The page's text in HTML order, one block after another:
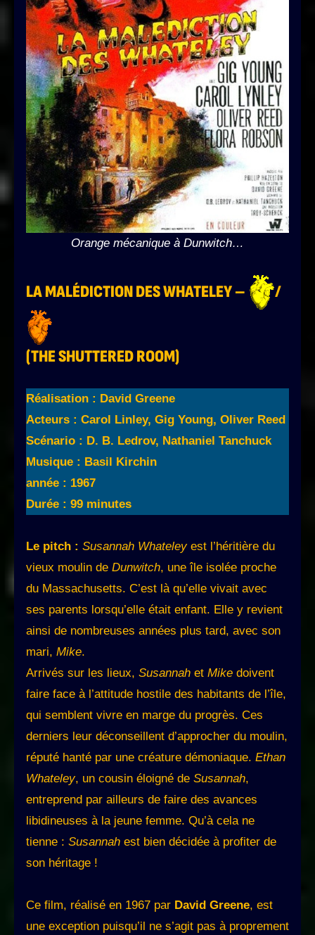
Orange mécanique à Dunwitch…
LA MALÉDICTION DES WHATELEY – /
(THE SHUTTERED ROOM)
Réalisation : David Greene
Acteurs : Carol Linley, Gig Young, Oliver Reed
Scénario : D. B. Ledrov, Nathaniel Tanchuck
Musique : Basil Kirchin
année : 1967
Durée : 99 minutes
Le pitch : Susannah Whateleyest l’héritière du
vieux moulin de Dunwitch, une île isolée proche
du Massachusetts. C’est là qu’elle vivait avec
ses parents lorsqu’elle était enfant. Elle y revient
ainsi de nombreuses années plus tard, avec son
mari, Mike.
Arrivés sur les lieux, Susannah et Mike doivent
faire face à l’attitude hostile des habitants de l’île,
qui semblent vivre en marge du progrès. Ces
derniers leur déconseillent d’approcher du moulin,
réputé hanté par une créature démoniaque. Ethan
Whateley, un cousin éloigné de Susannah,
entreprend par ailleurs de faire des avances
libidineuses à la jeune femme. Qu’à cela ne
tienne : Susannah est bien décidée à profiter de
son héritage !
Ce film, réalisé en 1967 par David Greene, est
une exception puisqu’il ne s’agit pas à proprement